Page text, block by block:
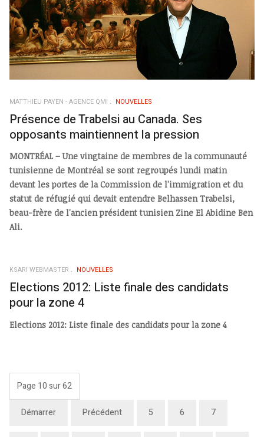
MATTHIEU PAYEN - AGENCE QMI NOUVELLES
Présence de Trabelsi au Canada. Ses
opposants maintiennent la pression
MONTRÉAL – Une vingtaine de membres de la communauté
tunisienne de Montréal se sont regroupés lundi matin
devant les portes de la Commission de l'immigration et du
statut de réfugié qui devait entendre Belhassen Trabelsi,
beau-frère de l'ancien président tunisien Zine El Abidine Ben
Ali.
KSARI WEBMASTER NOUVELLES
Elections 2012: Liste finale des candidats
pour la zone 4
Elections 2012: Liste finale des candidats pour la zone 4
Page 10 sur 62
Démarrer Précédent 5 6 7